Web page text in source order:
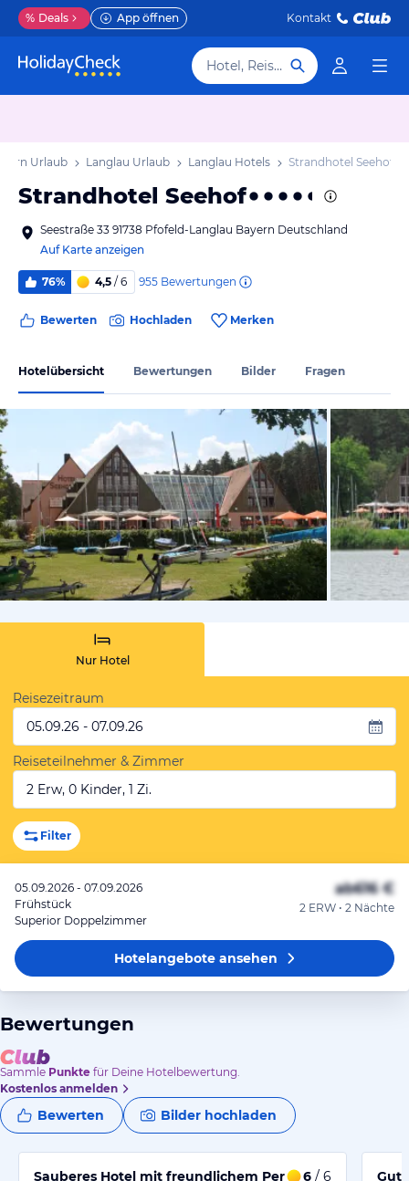
% Deals App öffnen Kontakt
Hotel, Reiseziel
Urlaub Langlau Urlaub Langlau Hotels Strandhotel Seehof
Strandhotel Seehof
Seestraße 33 91738 Pfofeld-Langlau Bayern Deutschland
Auf Karte anzeigen
76% 4,5 / 6 955 Bewertungen
Bewerten Hochladen Merken
Hotelübersicht Bewertungen Bilder Fragen
vom
Nur Hotel
Reisezeitraum
05.09.26 - 07.09.26
Reiseteilnehmer & Zimmer
2 Erw, 0 Kinder, 1 Zi.
Filter
05.09.2026 - 07.09.2026
Frühstück
Superior Doppelzimmer
ab616 €
2 ERW • 2 Nächte
Hotelangeboteansehen
Bewertungen
Sammle Punkte für Deine Hotelbewertung.
Kostenlos anmelden
Bewerten Bilder hochladen
Sauberes Hotel mit freundlichem Personal und guter
6 / 6